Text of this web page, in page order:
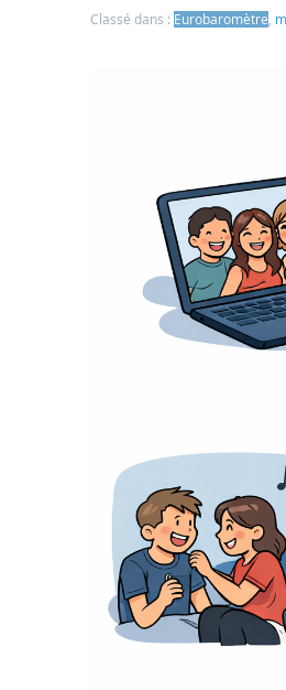
Classé dans : Eurobaromètre,